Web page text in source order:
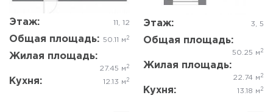
Этаж: 11, 12
Общая площадь: 50.11 м 2
Жилая площадь:
27.45 м 2
Кухня: 12.13 м 2
Этаж: 3, 5
Общая площадь:
50.25 м 2
Жилая площадь:
22.74 м 2
Кухня: 13.18 м 2